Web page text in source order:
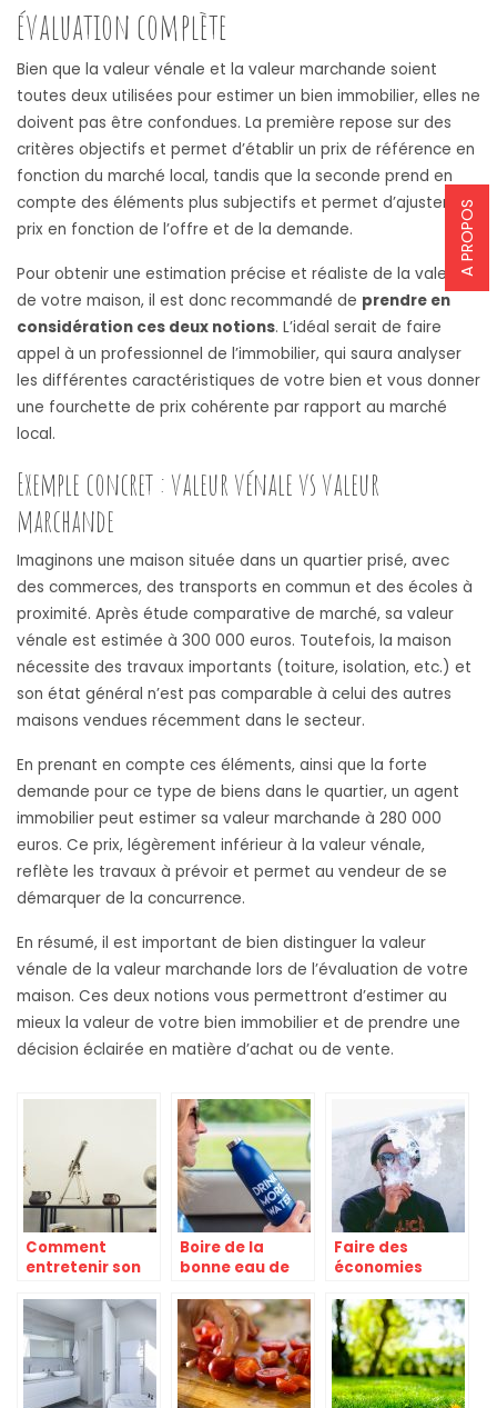
A PROPOS
évaluation complète
Bien que la valeur vénale et la valeur marchande soient
toutes deux utilisées pour estimer un bien immobilier, elles ne
doivent pas être confondues. La première repose sur des
critères objectifs et permet d’établir un prix de référence en
fonction du marché local, tandis que la seconde prend en
compte des éléments plus subjectifs et permet d’ajuster le
prix en fonction de l’offre et de la demande.
Pour obtenir une estimation précise et réaliste de la valeur
de votre maison, il est donc recommandé de prendre en
considération ces deux notions. L’idéal serait de faire
appel à un professionnel de l’immobilier, qui saura analyser
les différentes caractéristiques de votre bien et vous donner
une fourchette de prix cohérente par rapport au marché
local.
Exemple concret : valeur vénale vs valeur
marchande
Imaginons une maison située dans un quartier prisé, avec
des commerces, des transports en commun et des écoles à
proximité. Après étude comparative de marché, sa valeur
vénale est estimée à 300 000 euros. Toutefois, la maison
nécessite des travaux importants (toiture, isolation, etc.) et
son état général n’est pas comparable à celui des autres
maisons vendues récemment dans le secteur.
En prenant en compte ces éléments, ainsi que la forte
demande pour ce type de biens dans le quartier, un agent
immobilier peut estimer sa valeur marchande à 280 000
euros. Ce prix, légèrement inférieur à la valeur vénale,
reflète les travaux à prévoir et permet au vendeur de se
démarquer de la concurrence.
En résumé, il est important de bien distinguer la valeur
vénale de la valeur marchande lors de l’évaluation de votre
maison. Ces deux notions vous permettront d’estimer au
mieux la valeur de votre bien immobilier et de prendre une
décision éclairée en matière d’achat ou de vente.
Comment
entretenir son
Boire de la
bonne eau de
comment faire ?
Faire des
économies
cigarette.